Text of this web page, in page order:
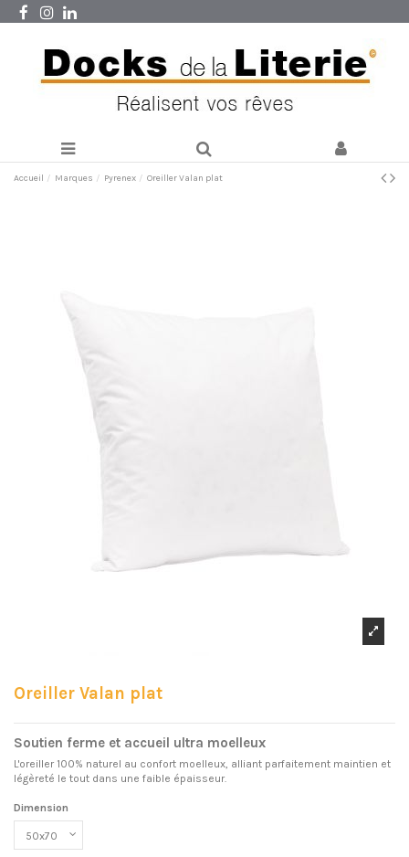
Accueil Marques Pyrenex Oreiller Valan plat
Oreiller Valan plat
Soutien ferme et accueil ultra moelleux
L'oreiller 100% naturel au confort moelleux, alliant parfaitement maintien et
légèreté le tout dans une faible épaisseur.
Dimension